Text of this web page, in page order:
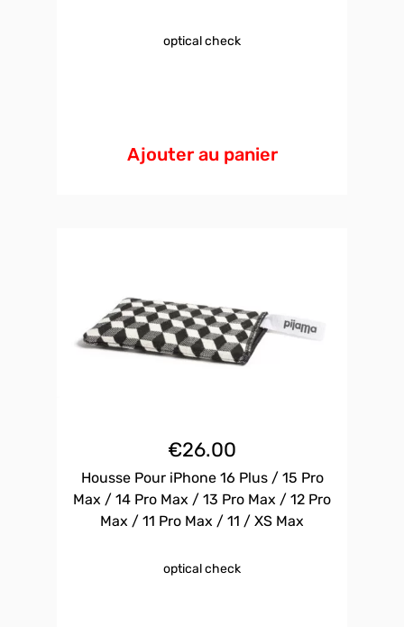
optical check
Ajouter au panier
€26.00
Housse Pour iPhone 16 Plus / 15 Pro
Max / 14 Pro Max / 13 Pro Max / 12 Pro
Max / 11 Pro Max / 11 / XS Max
optical check